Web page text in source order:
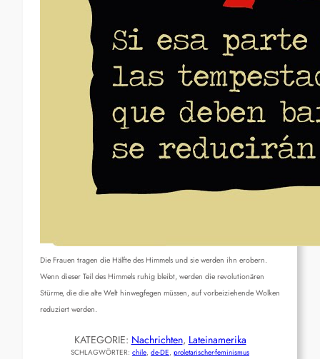
Die Frauen tragen die Hälfte des Himmels und sie werden ihn erobern.
Wenn dieser Teil des Himmels ruhig bleibt, werden die revolutionären
Stürme, die die alte Welt hinwegfegen müssen, auf vorbeiziehende Wolken
reduziert werden.
KATEGORIE: Nachrichten, Lateinamerika
SCHLAGWÖRTER: chile, de-DE, proletarischer-feminismus